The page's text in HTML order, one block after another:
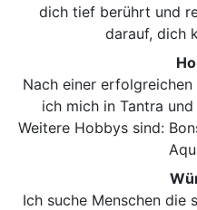
dich tief berührt und
darauf, dich
Nach einer
ich mich in Tantra
Weitere Hobbys sind:
Ich suche Menschen die